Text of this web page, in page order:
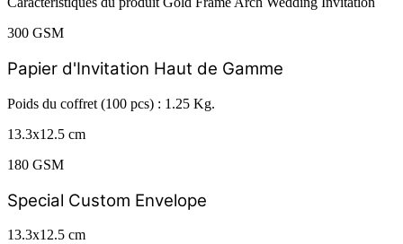
300 GSM
Papier d'Invitation Haut de Gamme
Poids du coffret (100 pcs) : 1.25 Kg.
13.3x12.5 cm
180 GSM
Special Custom Envelope
13.3x12.5 cm